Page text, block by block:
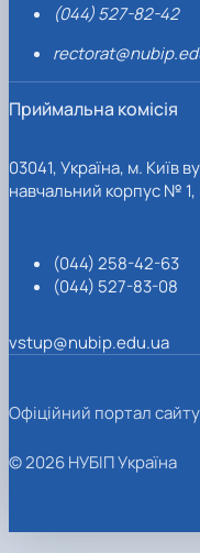
(044) 527-82-42
Приймальна комісія
03041, Україна, м. Київ
навчальний корпус № 1,
(044) 258-42-63
(044) 527-83-08
vstup@nubip.edu.ua
Офіційний портал сайту
© 2026 НУБІП Україна